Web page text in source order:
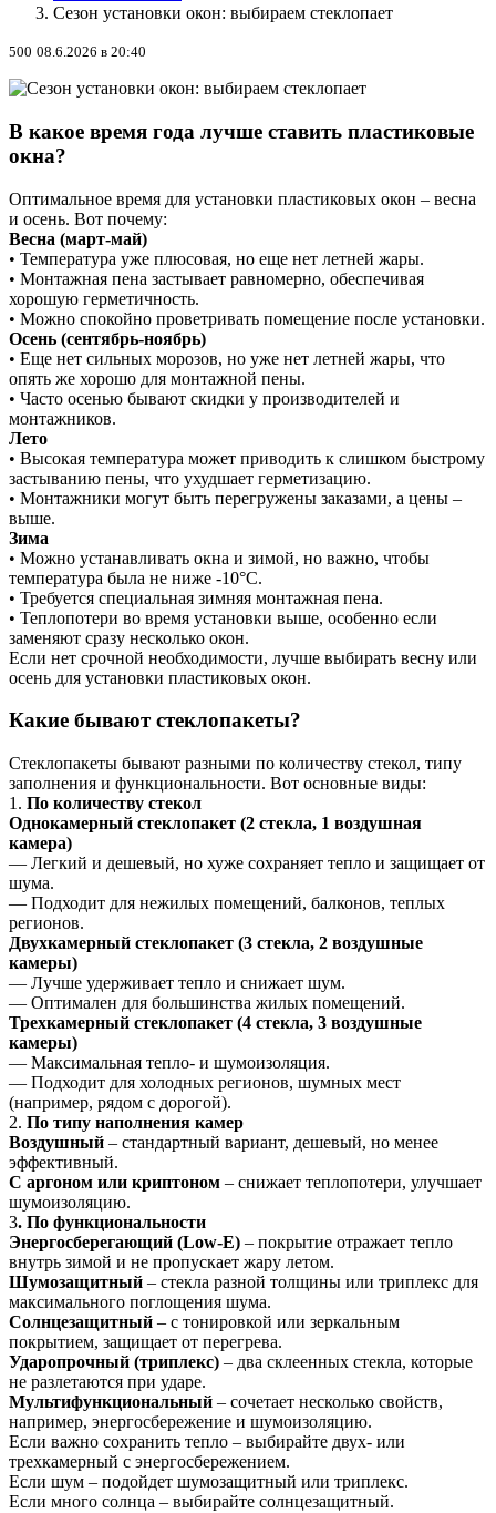
Сезон установки окон: выбираем стеклопает
500 08.6.2026 в 20:40
В какое время года лучше ставить пластиковые
окна?
Оптимальное время для установки пластиковых окон – весна
и осень. Вот почему:
Весна (март-май)
• Температура уже плюсовая, но еще нет летней жары.
• Монтажная пена застывает равномерно, обеспечивая
хорошую герметичность.
• Можно спокойно проветривать помещение после установки.
Осень (сентябрь-ноябрь)
• Еще нет сильных морозов, но уже нет летней жары, что
опять же хорошо для монтажной пены.
• Часто осенью бывают скидки у производителей и
монтажников.
Лето
• Высокая температура может приводить к слишком быстрому
застыванию пены, что ухудшает герметизацию.
• Монтажники могут быть перегружены заказами, а цены –
выше.
Зима
• Можно устанавливать окна и зимой, но важно, чтобы
температура была не ниже -10°C.
• Требуется специальная зимняя монтажная пена.
• Теплопотери во время установки выше, особенно если
заменяют сразу несколько окон.
Если нет срочной необходимости, лучше выбирать весну или
осень для установки пластиковых окон.
Какие бывают стеклопакеты?
Стеклопакеты бывают разными по количеству стекол, типу
заполнения и функциональности. Вот основные виды:
1. По количеству стекол
Однокамерный стеклопакет (2 стекла, 1 воздушная
камера)
— Легкий и дешевый, но хуже сохраняет тепло и защищает от
шума.
— Подходит для нежилых помещений, балконов, теплых
регионов.
Двухкамерный стеклопакет (3 стекла, 2 воздушные
камеры)
— Лучше удерживает тепло и снижает шум.
— Оптимален для большинства жилых помещений.
Трехкамерный стеклопакет (4 стекла, 3 воздушные
камеры)
— Максимальная тепло- и шумоизоляция.
— Подходит для холодных регионов, шумных мест
(например, рядом с дорогой).
2. По типу наполнения камер
Воздушный – стандартный вариант, дешевый, но менее
эффективный.
С аргоном или криптоном – снижает теплопотери, улучшает
шумоизоляцию.
3. По функциональности
Энергосберегающий (Low-E) – покрытие отражает тепло
внутрь зимой и не пропускает жару летом.
Шумозащитный – стекла разной толщины или триплекс для
максимального поглощения шума.
Солнцезащитный – с тонировкой или зеркальным
покрытием, защищает от перегрева.
Ударопрочный (триплекс) – два склеенных стекла, которые
не разлетаются при ударе.
Мультифункциональный – сочетает несколько свойств,
например, энергосбережение и шумоизоляцию.
Если важно сохранить тепло – выбирайте двух- или
трехкамерный с энергосбережением.
Если шум – подойдет шумозащитный или триплекс.
Если много солнца – выбирайте солнцезащитный.